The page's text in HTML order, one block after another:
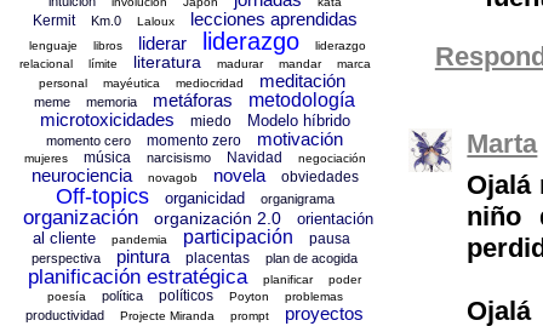
Marta
Ojalá
niño
Kermit Km.0 Laloux lecciones aprendidas
lenguaje libros liderar liderazgo
liderazgo
relacional
límite literatura madurar mandar
marca
personal
mayéutica mediocridad meditación
meme memoria metáforas
metodología
microtoxicidades
miedo Modelo híbrido
momento cero momento zero motivación
mujeres música narcisismo Navidad negociación
neurociencia novagob novela obviedades
Off-topics organicidad organigrama
organización organización 2.0
orientación
al cliente
pandemia participación pausa
perspectiva pintura placentas plan de acogida
planificación estratégica planificar
poder
poesía
política políticos Poyton problemas
productividad Projecte Miranda prompt proyectos